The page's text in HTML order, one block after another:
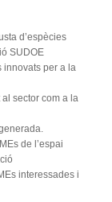
d’espècies
SUDOE
innovats per a la
sector com a la
de l’espai
interessades i